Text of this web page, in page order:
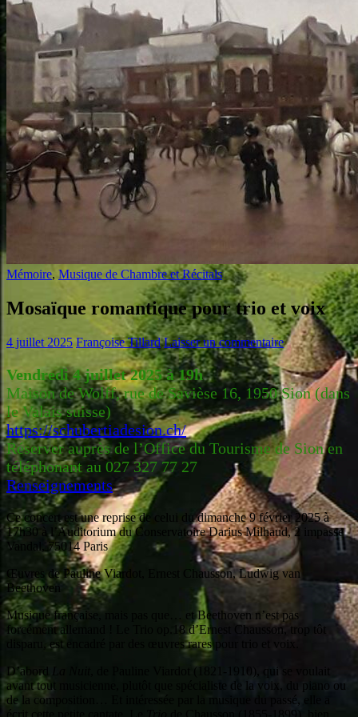
Mémoire, Musique de Chambre et Récitals
Mosaïque romantique pour trio et voix
4 juillet 2025 Françoise Tillard Laisser un commentaire
Vendredi 4 juillet 2025 à 19h
Maison de Wolff, rue de Savièse 16, 1950 Sion (dans
le Valais suisse)
https://schubertiadesion.ch/
Réserver auprès de l’Office du Tourisme de Sion en
téléphonant au 027 327 77 27
Renseignements
Ce concert est une reprise de celui du dimanche 9 février 2025 à
17h30 à l’Auditorium du Conservatoire Darius Milhaud, 2 impasse
Vandal, 75014 Paris
Œuvres de Pauline Viardot, Ernest Chausson, Ludwig van
Beethoven
Musique française, mais pas que… et Beethoven n’est pas
forcément allemand ! Le Trio op.18 d’Ernest Chausson, trop tôt
disparu, est encadré par des œuvres rares pour trio et voix.
D’abord
, de Pauline Viardot (1821-1910), qui se voulait
avant tout musicienne, plutôt que spécialiste de la voix, du piano ou
de la composition… Et intéressée par la musique du passé, elle a
écrit cette petite cantate. Le
de Chausson (1855-1899), bien